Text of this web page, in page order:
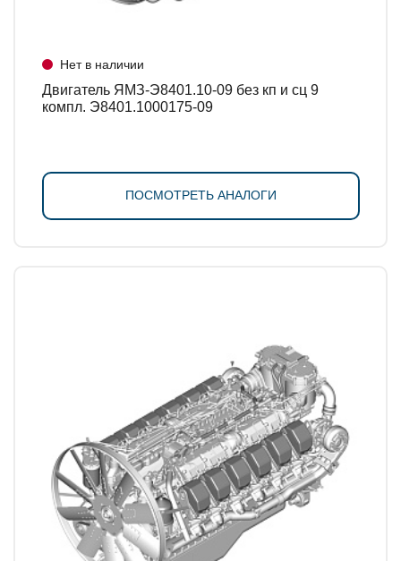
Нет в наличии
Двигатель ЯМЗ-Э8401.10-09 без кп и сц 9
компл. Э8401.1000175-09
ПОСМОТРЕТЬ АНАЛОГИ